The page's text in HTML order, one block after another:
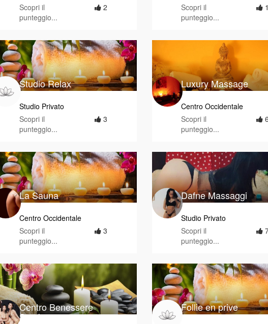
Scopri il
punteggio...
2
Scopri il
punteggio...
Studio Relax
Studio Privato
Scopri il
punteggio...
3
Luxury Massage
Centro Occidentale
Scopri il
punteggio...
La Sauna
Centro Occidentale
Scopri il
punteggio...
3
Dafne Massaggi
Studio Privato
Scopri il
punteggio...
Centro Benessere
Sambuco
Follie en prive